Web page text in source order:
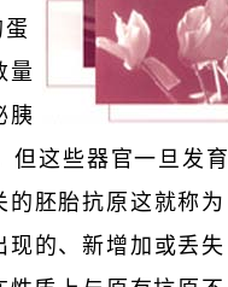
量
胰
但这些器官一旦发育
胚胎抗原这就称为
的、新增加或丢失